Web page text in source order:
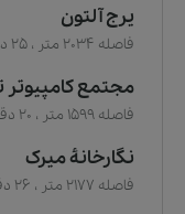
یرج آلتون
فاصله 2034 متر ، 25 دقیقه پیاده و 6 دقیقه با خودرو
مجتمع کامپیوتر
فاصله 1599 متر ، 20 دقیقه پیاده و 5 دقیقه با خودرو
نگارخانهٔ میرک
فاصله 2177 متر ، 26 دقیقه پیاده و 6 دقیقه با خودرو